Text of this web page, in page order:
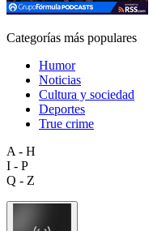
Categorías más populares
Humor
Noticias
Cultura y sociedad
Deportes
True crime
A - H
I - P
Q - Z